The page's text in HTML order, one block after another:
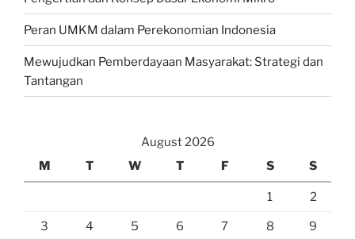
Peran UMKM dalam Perekonomian Indonesia
Mewujudkan Pemberdayaan Masyarakat: Strategi dan
Tantangan
August 2026
M
T W T F S S
1 2
3 4 5 6 7 8 9